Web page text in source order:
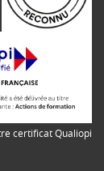
certificat Qualiopi